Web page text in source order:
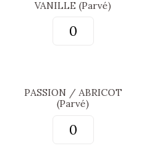
VANILLE (Parvé)
PASSION / ABRICOT
(Parvé)